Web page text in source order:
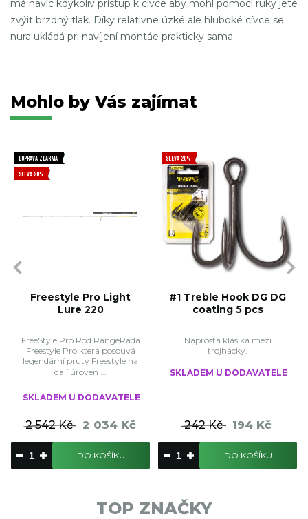
má navíc kdykoliv prístup k cívce aby mohl pomocí ruky jete
zvýit brzdný tlak. Díky relativne úzké ale hluboké cívce se
nura ukládá pri navíjení montáe prakticky sama.
Mohlo by Vás zajímat
DOPRAVA ZDARMA
SLEVA 20%
Freestyle Pro Light
Lure 220
FreeStyle Pro Rod RangeRada
Freestyle Pro která posouvá
legendární pruty Freestyle na
dalí úroven ...
SKLADEM U DODAVATELE
2 542 Kč 2 034 Kč
DO KOŠÍKU
SLEVA 20%
#1 Treble Hook DG DG
coating 5 pcs
Naprostá klasika mezi
trojhácky.
SKLADEM U DODAVATELE
242 Kč 194 Kč
DO KOŠÍKU
TOP ZNAČKY